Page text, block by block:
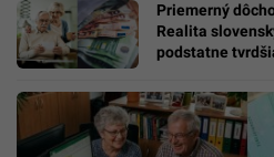
Priemerný
Realita
podstatne